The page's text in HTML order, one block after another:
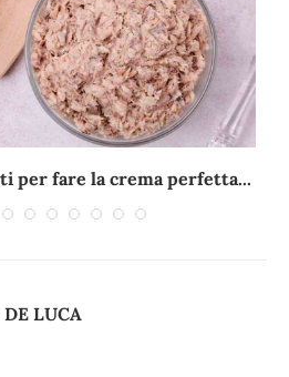
per fare la crema perfetta...
DE LUCA